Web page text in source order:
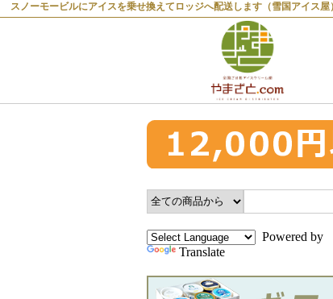
スノーモービルにアイスを乗せ換えてロッジへ配送します（雪国アイス
Powered by
Translate